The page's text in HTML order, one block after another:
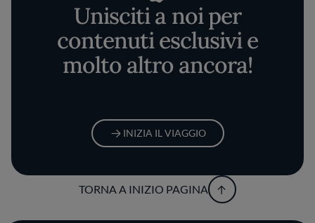
Unisciti a noi per
contenuti esclusivi e
molto altro ancora!
INIZIA IL VIAGGIO
TORNA A INIZIO PAGINA